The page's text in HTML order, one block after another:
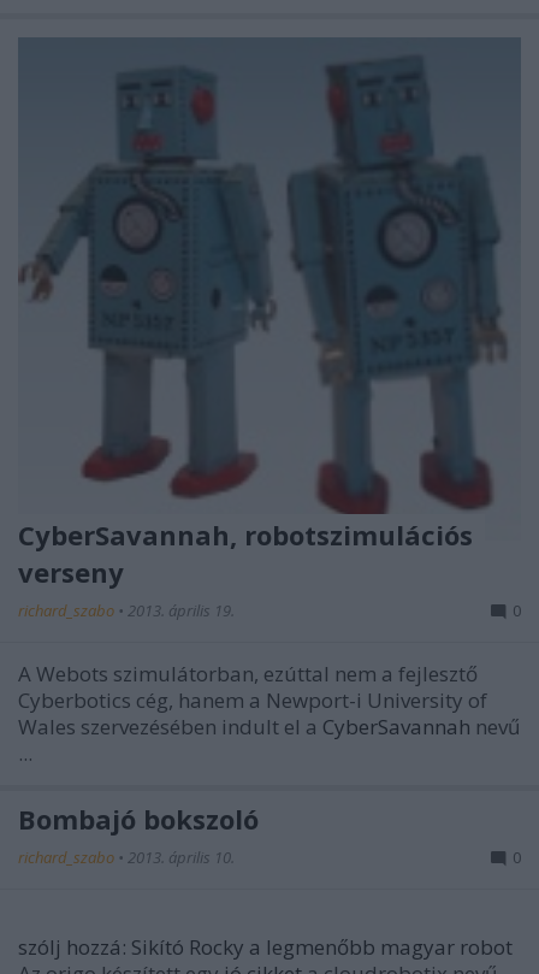
CyberSavannah, robotszimulációs
verseny
richard_szabo • 2013. április 19. 0
A Webots szimulátorban, ezúttal nem a fejlesztő
Cyberbotics cég, hanem a Newport-i University of
Wales szervezésében indult el a CyberSavannah nevű
...
Bombajó bokszoló
richard_szabo • 2013. április 10. 0
szólj hozzá: Sikító Rocky a legmenőbb magyar robot